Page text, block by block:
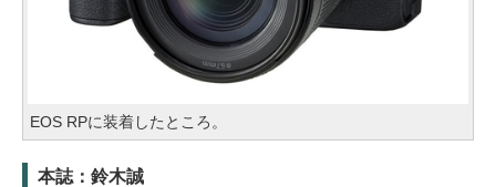
EOS RPに装着したところ。
本誌：鈴木誠